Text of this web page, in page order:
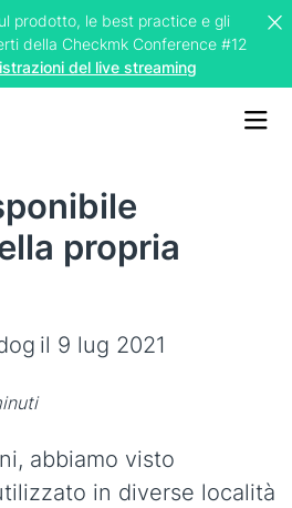
prodotto, le best practice e gli
della Checkmk Conference #12
del live streaming
propria
il 9 lug 2021
abbiamo visto
in diverse località